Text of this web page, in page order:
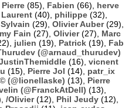
Pierre (85), Fabien (66), herve
Laurent (40), philippe (32),
Sylvain (29), Olivier Auber(29),
Fain (27), Olivier(27), Marc
julien (19), Patrick (19), Fab
(@arnaud_thurudev)
(16), vicnent
(15), Pierre Jol (14), patr_ix
(@lionellaske) (13), Pierre
(@FranckAtDell) (13),
/Olivier(12), Phil Jeudy (12),